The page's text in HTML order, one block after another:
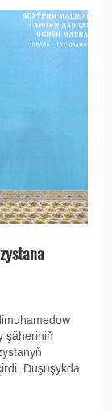
şäheriniň
Duşuşykda